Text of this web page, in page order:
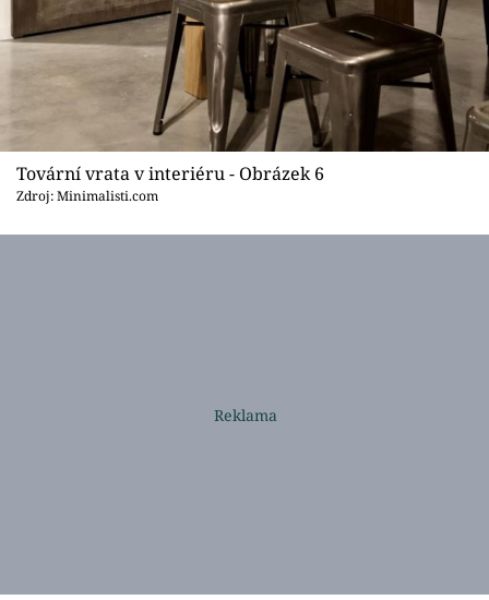
Tovární vrata v interiéru - Obrázek 6
Zdroj: Minimalisti.com